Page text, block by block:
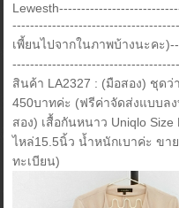
เพี้ยนไปจากในภาพบ้างนะคะ
สินค้า LA2327 : (มือสอง) ชุดว่
450บาทค่ะ (ฟรีค่าจัดส่งแบบลง
สอง) เสื้อกันหนาว Uniqlo
ไหล่15.5นิ้ว น้ำหนักเบาค่ะ ขา
ทะเบียน)